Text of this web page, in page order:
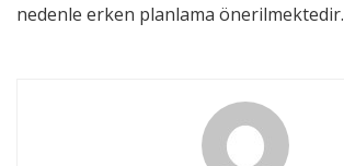
nedenle erken planlama önerilmektedir.